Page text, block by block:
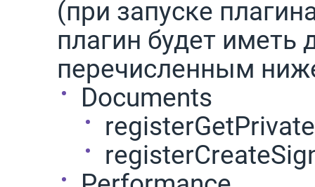
(при запуске
плагин будет иметь
перечисленным
Documents